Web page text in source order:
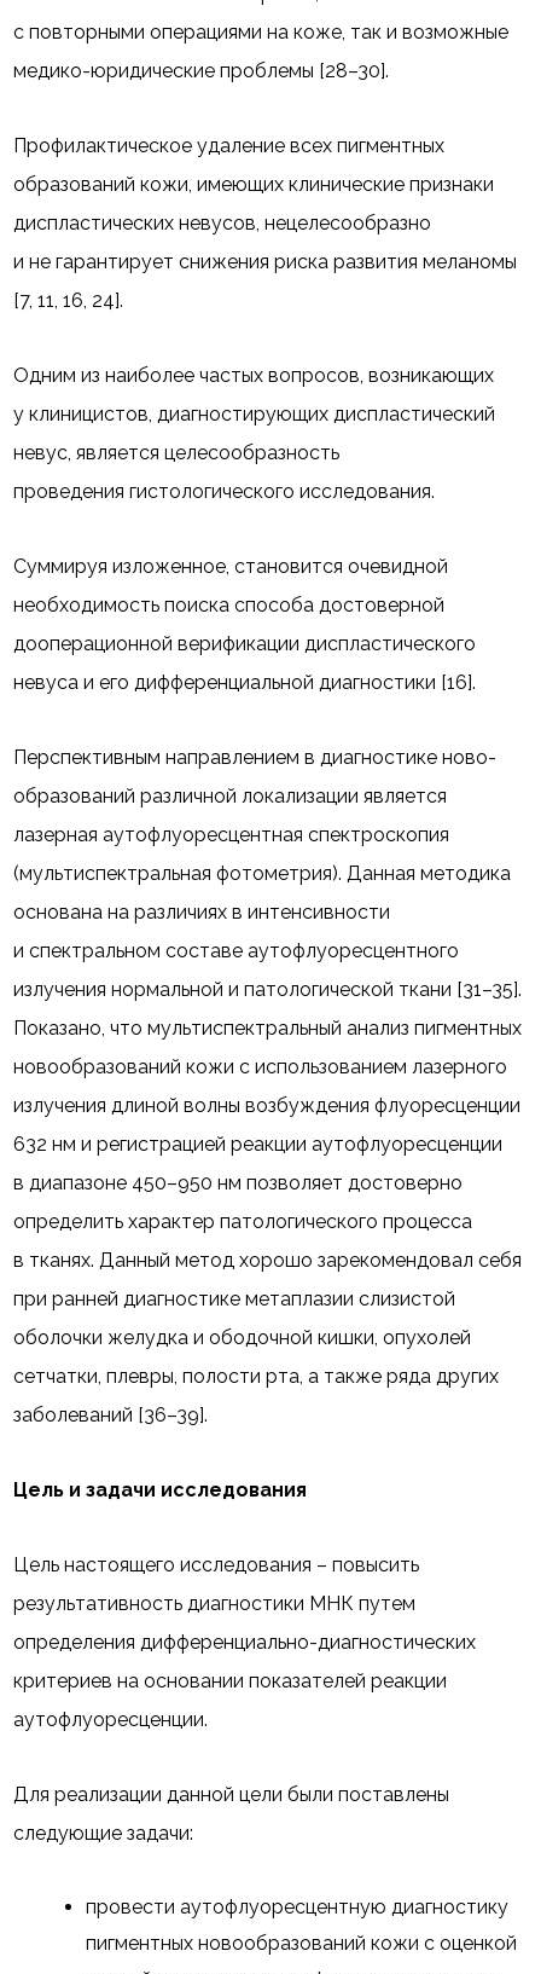
с повторными операциями на коже, так и возможные
медико-юридические проблемы [28–30].
Профилактическое удаление всех пигментных
образований кожи, имеющих клинические признаки
диспластических невусов, нецелесообразно
и не гарантирует снижения риска развития меланомы
[7, 11, 16, 24].
Одним из наиболее частых вопросов, возникающих
у клиницистов, диагностирующих диспластический
невус, является целесообразность
проведения гистологического исследования.
Суммируя изложенное, становится очевидной
необходимость поиска способа достоверной
дооперационной верификации диспластического
невуса и его дифференциальной диагностики [16].
Перспективным направлением в диагностике ново­
образований различной локализации является
лазерная аутофлуоресцентная спектроскопия
(мультиспектральная фотометрия). Данная методика
основана на различиях в интенсивности
и спектральном составе аутофлуоресцентного
излучения нормальной и патологической ткани [31–35].
Показано, что мультиспектральный анализ пигментных
новообразований кожи с использованием лазерного
излучения длиной волны возбуждения флуоресценции
632 нм и регистрацией реакции аутофлуоресценции
в диапазоне 450–950 нм позволяет достоверно
определить характер патологического процесса
в тканях. Данный метод хорошо зарекомендовал себя
при ранней диагностике метаплазии слизистой
оболочки желудка и ободочной кишки, опухолей
сетчатки, плевры, полости рта, а также ряда других
заболеваний [36–39].
Цель и задачи исследования
Цель настоящего исследования – повысить
результативность диагностики МНК путем
определения дифференциально-диагностических
критериев на основании показателей реакции
аутофлуоресценции.
Для реализации данной цели были поставлены
следующие задачи:
провести аутофлуоресцентную диагностику
пигментных новообразований кожи с оценкой